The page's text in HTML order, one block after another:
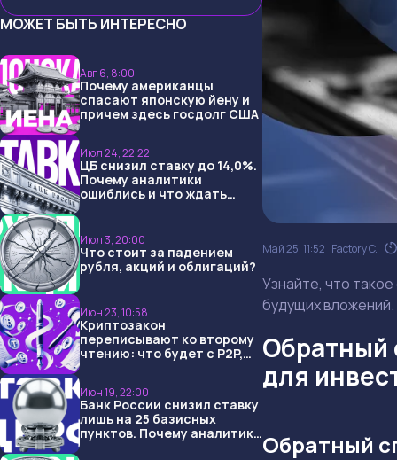
МОЖЕТ БЫТЬ ИНТЕРЕСНО
Авг 6, 8:00
Почему американцы
спасают японскую йену и
причем здесь госдолг США
Июл 24, 22:22
ЦБ снизил ставку до 14,0%.
Почему аналитики
ошиблись и что ждать
Июл 3, 20:00
Что стоит за падением
рубля, акций и облигаций?
Июн 23, 10:58
Криптозакон
переписывают ко второму
чтению: что будет с P2P,
Июн 19, 22:00
Банк России снизил ставку
лишь на 25 базисных
пунктов. Почему аналитики
Май 25, 11:52 Factory C.
Узнайте, что
будущих вложений.
Обратный
для
Обратный